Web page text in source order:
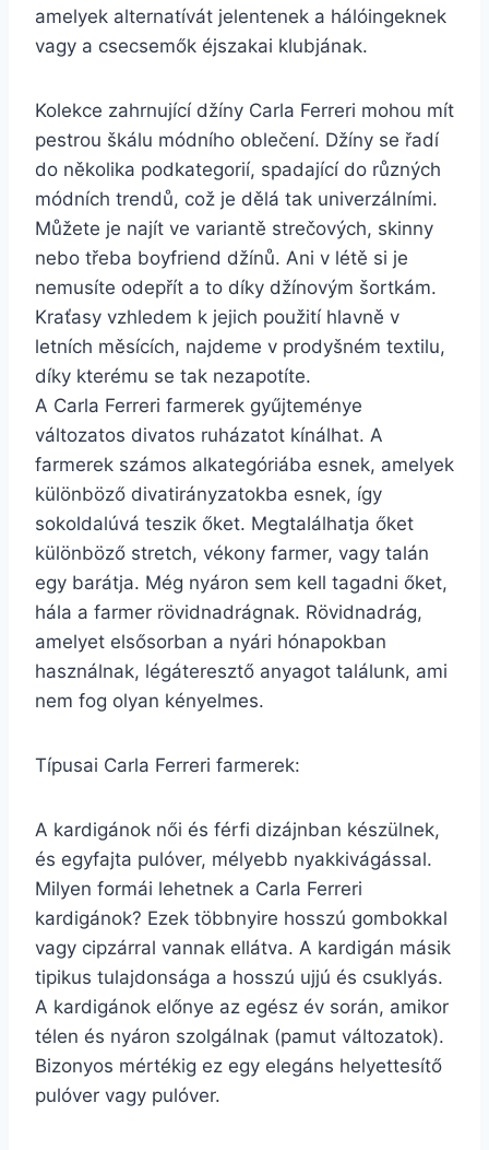
amelyek alternatívát jelentenek a hálóingeknek
vagy a csecsemők éjszakai klubjának.
Kolekce zahrnující džíny Carla Ferreri mohou mít
pestrou škálu módního oblečení. Džíny se řadí
do několika podkategorií, spadající do různých
módních trendů, což je dělá tak univerzálními.
Můžete je najít ve variantě strečových, skinny
nebo třeba boyfriend džínů. Ani v létě si je
nemusíte odepřít a to díky džínovým šortkám.
Kraťasy vzhledem k jejich použití hlavně v
letních měsících, najdeme v prodyšném textilu,
díky kterému se tak nezapotíte.
A Carla Ferreri farmerek gyűjteménye
változatos divatos ruházatot kínálhat. A
farmerek számos alkategóriába esnek, amelyek
különböző divatirányzatokba esnek, így
sokoldalúvá teszik őket. Megtalálhatja őket
különböző stretch, vékony farmer, vagy talán
egy barátja. Még nyáron sem kell tagadni őket,
hála a farmer rövidnadrágnak. Rövidnadrág,
amelyet elsősorban a nyári hónapokban
használnak, légáteresztő anyagot találunk, ami
nem fog olyan kényelmes.
Típusai Carla Ferreri farmerek:
A kardigánok női és férfi dizájnban készülnek,
és egyfajta pulóver, mélyebb nyakkivágással.
Milyen formái lehetnek a Carla Ferreri
kardigánok? Ezek többnyire hosszú gombokkal
vagy cipzárral vannak ellátva. A kardigán másik
tipikus tulajdonsága a hosszú ujjú és csuklyás.
A kardigánok előnye az egész év során, amikor
télen és nyáron szolgálnak (pamut változatok).
Bizonyos mértékig ez egy elegáns helyettesítő
pulóver vagy pulóver.